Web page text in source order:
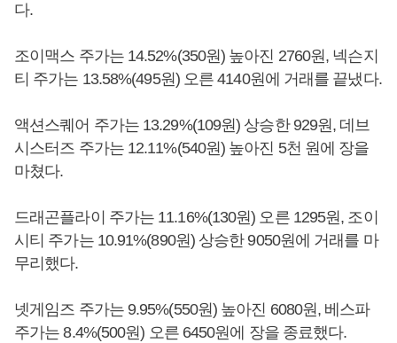
다.
조이맥스 주가는 14.52%(350원) 높아진 2760원, 넥슨지
티 주가는 13.58%(495원) 오른 4140원에 거래를 끝냈다.
액션스퀘어 주가는 13.29%(109원) 상승한 929원, 데브
시스터즈 주가는 12.11%(540원) 높아진 5천 원에 장을
마쳤다.
드래곤플라이 주가는 11.16%(130원) 오른 1295원, 조이
시티 주가는 10.91%(890원) 상승한 9050원에 거래를 마
무리했다.
넷게임즈 주가는 9.95%(550원) 높아진 6080원, 베스파
주가는 8.4%(500원) 오른 6450원에 장을 종료했다.